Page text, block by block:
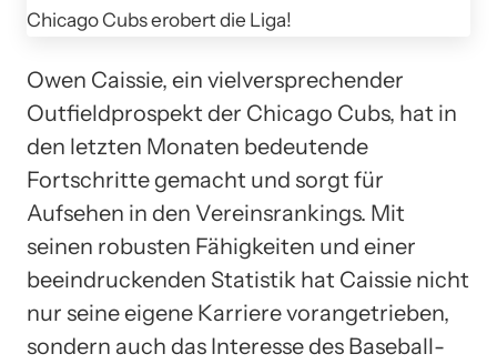
Owen Caissie, ein vielversprechender
Outfieldprospekt der Chicago Cubs, hat in
den letzten Monaten bedeutende
Fortschritte gemacht und sorgt für
Aufsehen in den Vereinsrankings. Mit
seinen robusten Fähigkeiten und einer
beeindruckenden Statistik hat Caissie nicht
nur seine eigene Karriere vorangetrieben,
sondern auch das Interesse des Baseball-